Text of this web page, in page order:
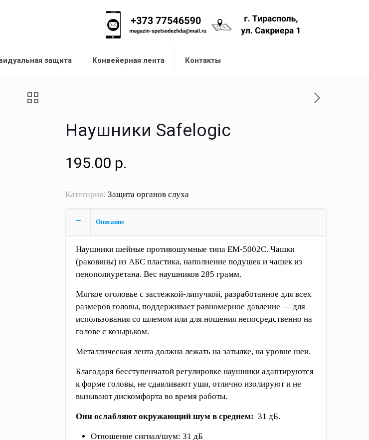
защита Конвейерная лента Контакты
Наушники Safelogic
195.00 р.
Категория:Защита органов слуха
Описание
Наушники шейные противошумные типа EM-5002C. Чашки
(раковины) из АБС пластика, наполнение подушек и чашек из
пенополиуретана. Вес наушников 285 грамм.
Мягкое оголовье с застежкой-липучкой, разработанное для всех
размеров головы, поддерживает равномерное давление — для
использования со шлемом или для ношения непосредственно на
голове с козырьком.
Металлическая лента должна лежать на затылке, на уровне шеи.
Благодаря бесступенчатой ​​регулировке наушники адаптируются
к форме головы, не сдавливают уши, отлично изолируют и не
вызывают дискомфорта во время работы.
Они ослабляют окружающий шум в среднем:31 дБ.
Отношение сигнал/шум: 31 дБ